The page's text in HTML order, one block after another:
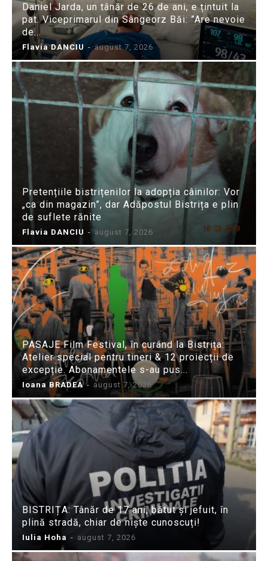
Daniel Jarda, un tânăr de 26 de ani, e țintuit la
pat. Viceprimarul din Sângeorz Băi: ”Are nevoie
de...
Flavia DANCIU - august 7, 2026
Pretențiile bistrițenilor la adopția câinilor: Vor
„ca din magazin”, dar Adăpostul Bistrița e plin
de suflete rănite
Flavia DANCIU - august 7, 2026
PASAJE Film Festival, în curând la Bistrița:
Atelier special pentru tineri & 12 proiecții de
excepție. Abonamentele s-au pus...
Ioana BRADEA - august 7, 2026
BISTRIȚA: Tânăr de 17 ani, bătut și jefuit, în
plină stradă, chiar de niște cunoscuți!
Iulia Hoha - august 7, 2026